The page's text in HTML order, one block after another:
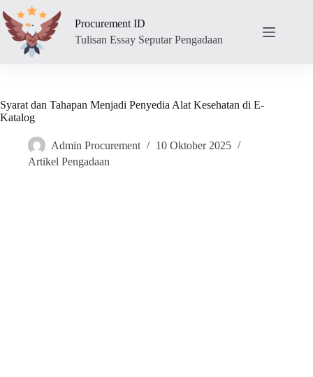
to
content
Procurement ID
Tulisan Essay Seputar Pengadaan
Syarat dan Tahapan Menjadi Penyedia Alat Kesehatan di E-
Katalog
Admin Procurement
10 Oktober 2025
Artikel Pengadaan